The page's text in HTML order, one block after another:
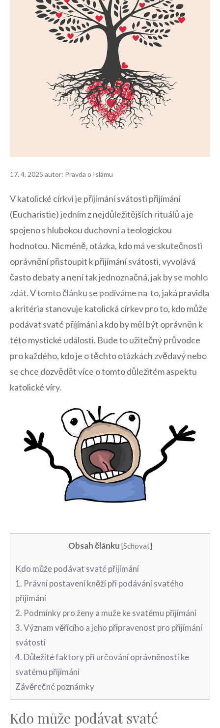
17. 4. 2025 autor: Pravda o Islámu
V katolické církvi‍ je přijímání svátosti přijímání
(Eucharistie) jedním z nejdůležitějších ‍rituálů a ⁣je
spojeno ⁢s hlubokou duchovní⁣ a teologickou
hodnotou. Nicméně, otázka, ‍kdo má ve ⁤skutečnosti
oprávnění přistoupit k přijímání svátosti, vyvolává
často debaty a​ není tak jednoznačná,⁢ jak by⁢se mohlo
zdát. Vtomto článku se podíváme na ⁢ to, jaká pravidla
a kritéria ⁣stanovuje katolická ⁢církev ⁢pro to, kdo ⁣může​
podávat svaté přijímání a kdo by měl⁤ být oprávněn k
této mystické události. Bude to užitečný průvodce‍
pro každého, kdo je​ o těchto otázkách zvědavý⁣ nebo
se chce dozvědět více o tomto⁢ důležitém aspektu
katolické víry.
Obsah článku [Schovat]
Kdo může​ podávat‌ svaté přijímání
1. Právní postavení kněží při podávání svatého⁣
přijímání
2. Podmínky pro ženy a muže ke ⁤svatému přijímání
3.‍ Význam ⁤věřícího ‍a‌ jeho ⁢připravenost pro ‍přijímání
svátosti
4.‍ Důležité faktory při určování oprávněnosti ke⁢
svatému přijímání
Závěrečné⁣ poznámky
Kdo může​ podávat‌ svaté